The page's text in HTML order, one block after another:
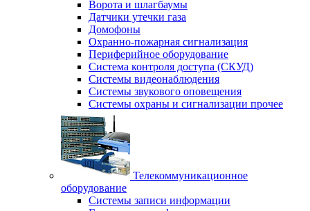
Ворота и шлагбаумы
Датчики утечки газа
Домофоны
Охранно-пожарная сигнализация
Периферийное оборудование
Система контроля доступа (СКУД)
Системы видеонаблюдения
Системы звукового оповещения
Системы охраны и сигнализации прочее
Телекоммуникационное
оборудование
Системы записи информации